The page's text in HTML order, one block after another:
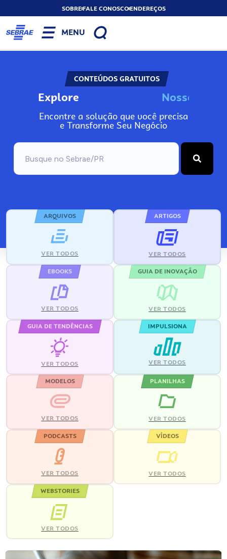
SOBREFALE CONOSCOENDEREÇOS
MENU
CONTEÚDOS GRATUITOS
Explore Nosso
Encontre a solução que você precisa
e Transforme Seu Negócio
ARQUIVOS
VER TODOS
ARTIGOS
VER TODOS
EBOOKS
VER TODOS
GUIA DE INOVAÇÃO
VER TODOS
GUIA DE TENDÊNCIAS
VER TODOS
IMPULSIONA
VER TODOS
MODELOS
VER TODOS
PLANILHAS
VER TODOS
PODCASTS
VER TODOS
VÍDEOS
VER TODOS
WEBSTORIES
VER TODOS